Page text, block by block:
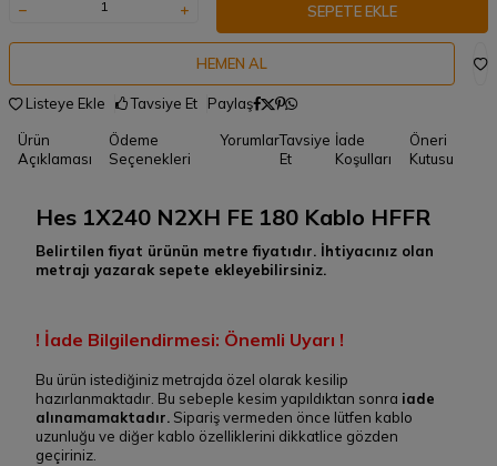
Kampanya
Bilgilendirme
SEPETE EKLE
HEMEN AL
Listeye Ekle Tavsiye Et Paylaş
Ürün
Açıklaması
Ödeme
Seçenekleri
YorumlarTavsiye
Et
İade
Koşulları
Öneri
Kutusu
Hes 1X240 N2XH FE 180 Kablo HFFR
Belirtilen fiyat ürünün metre fiyatıdır. İhtiyacınız olan
metrajı yazarak sepete ekleyebilirsiniz.
! İade Bilgilendirmesi: Önemli Uyarı !
Bu ürün istediğiniz metrajda özel olarak kesilip
hazırlanmaktadır. Bu sebeple kesim yapıldıktan sonra iade
alınamamaktadır. Sipariş vermeden önce lütfen kablo
uzunluğu ve diğer kablo özelliklerini dikkatlice gözden
geçiriniz.